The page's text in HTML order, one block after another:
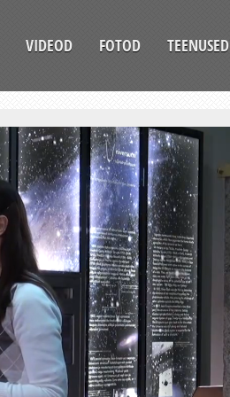
VIDEOD FOTOD TEENUSED